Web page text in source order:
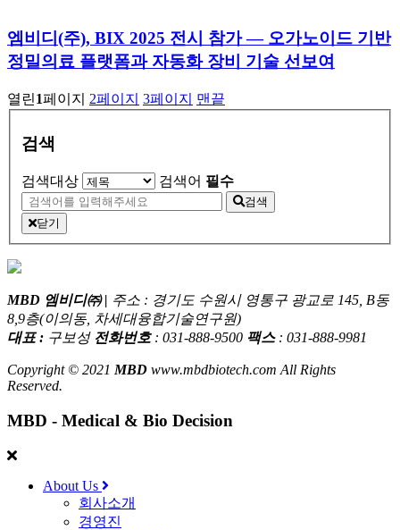
엠비디(주), BIX 2025 전시 참가 — 오가노이드 기반
정밀의료 플랫폼과 자동화 장비 기술 선보여
열린1페이지 2페이지 3페이지 맨끝
검색
검색대상 검색어 필수
검색
닫기
MBD 엠비디㈜ | 주소 : 경기도 수원시 영통구 광교로 145, B동
8,9층(이의동, 차세대융합기술연구원)
대표 : 구보성 전화번호: 031-888-9500 팩스: 031-888-9981
Copyright © 2021 MBD www.mbdbiotech.com All Rights
Reserved.
MBD - Medical & Bio Decision
About Us
회사소개
경영진